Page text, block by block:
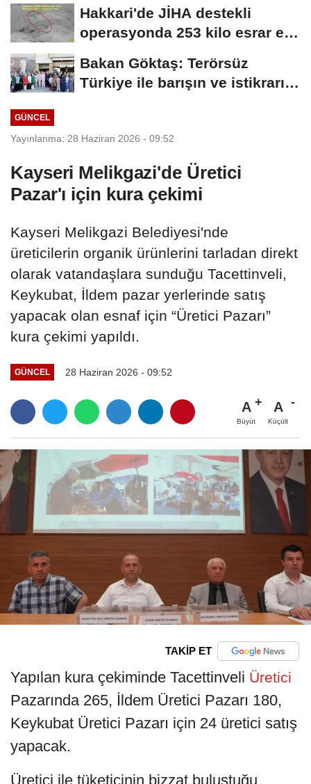
Hakkari'de JİHA destekli
operasyonda 253 kilo esrar ele
Bakan Göktaş: Terörsüz
Türkiye ile barışın ve istikrarın
GÜNCEL
Yayınlanma: 28 Haziran 2026 - 09:52
Kayseri Melikgazi'de Üretici
Pazar'ı için kura çekimi
Kayseri Melikgazi Belediyesi'nde
üreticilerin organik ürünlerini tarladan direkt
olarak vatandaşlara sunduğu Tacettinveli,
Keykubat, İldem pazar yerlerinde satış
yapacak olan esnaf için “Üretici Pazarı”
kura çekimi yapıldı.
GÜNCEL 28 Haziran 2026 - 09:52
A
Büyüt
A
Küçült
TAKİP ET
Yapılan kura çekiminde Tacettinveli Üretici
Pazarında 265, İldem Üretici Pazarı 180,
Keykubat Üretici Pazarı için 24 üretici satış
yapacak.
Üretici ile tüketicinin bizzat buluştuğu